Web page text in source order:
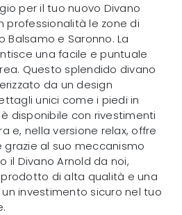
per il tuo nuovo Divano
professionalità le zone di
Balsamo e Saronno. La
una facile e puntuale
Questo splendido divano
da un design
unici come i piedi in
disponibile con rivestimenti
e, nella versione relax, offre
al suo meccanismo
il Divano Arnold da noi,
di alta qualità e una
investimento sicuro nel tuo